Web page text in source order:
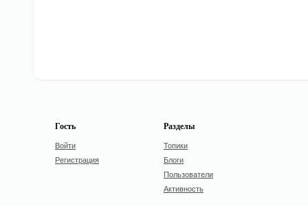
Гость
Войти
Регистрация
Разделы
Топики
Блоги
Пользователи
Активность